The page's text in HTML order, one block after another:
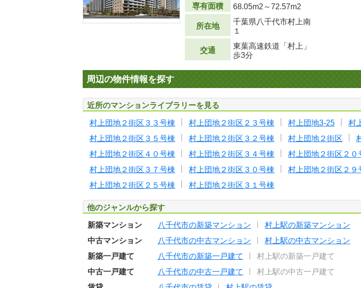
専有面積
68.05m2 ～72.57m2
所在地
千葉県八千代市村上南
１
交通
東葉高速鉄道「村上」
歩3分
周辺の物件情報を探す
近所のマンションライブラリーを見る
村上団地２街区３３号棟 村上団地２街区２３号棟 村上団地3-25 村
村上団地２街区３５号棟
村上団地２街区３２号棟 村上団地２街区
村上団地２街区４０号棟
村上団地２街区３４号棟 村上団地２街区２０
村上団地２街区３７号棟
村上団地２街区３０号棟 村上団地２街区２９
村上団地２街区２５号棟
村上団地２街区３１号棟
他のジャンルから探す
新築マンション 八千代市の新築マンション
村上駅の新築マンション
中古マンション
八千代市の中古マンション
村上駅の中古マンション
新築一戸建て
八千代市の新築一戸建て
村上駅の新築一戸建て
中古一戸建て
八千代市の中古一戸建て
村上駅の中古一戸建て